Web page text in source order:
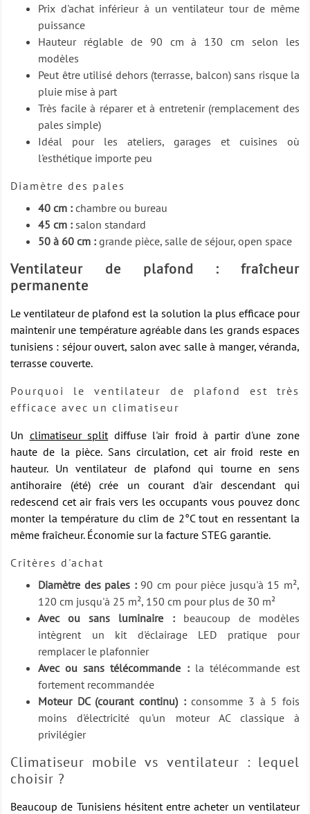
Prix d'achat inférieur à un ventilateur tour de même
puissance
Hauteur réglable de 90 cm à 130 cm selon les
modèles
Peut être utilisé dehors (terrasse, balcon) sans risque la
pluie mise à part
Très facile à réparer et à entretenir (remplacement des
pales simple)
Idéal pour les ateliers, garages et cuisines où
l'esthétique importe peu
Diamètre des pales
40 cm : chambre ou bureau
45 cm : salon standard
50 à 60 cm : grande pièce, salle de séjour, open space
Ventilateur de plafond : fraîcheur
permanente
Le ventilateur de plafond est la solution la plus efficace pour
maintenir une température agréable dans les grands espaces
tunisiens : séjour ouvert, salon avec salle à manger, véranda,
terrasse couverte.
Pourquoi le ventilateur de plafond est très
efficace avec un climatiseur
Un climatiseur split diffuse l'air froid à partir d'une zone
haute de la pièce. Sans circulation, cet air froid reste en
hauteur. Un ventilateur de plafond qui tourne en sens
antihoraire (été) crée un courant d'air descendant qui
redescend cet air frais vers les occupants vous pouvez donc
monter la température du clim de 2°C tout en ressentant la
même fraîcheur. Économie sur la facture STEG garantie.
Critères d'achat
Diamètre des pales :90 cm pour pièce jusqu'à 15 m²,
120 cm jusqu'à 25 m², 150 cm pour plus de 30 m²
Avec ou sans luminaire :beaucoup de modèles
intègrent un kit d'éclairage LED pratique pour
remplacer le plafonnier
Avec ou sans télécommande :la télécommande est
fortement recommandée
Moteur DC (courant continu) :consomme 3 à 5 fois
moins d'électricité qu'un moteur AC classique à
privilégier
Climatiseur mobile vs ventilateur : lequel
choisir ?
Beaucoup de Tunisiens hésitent entre acheter un ventilateur